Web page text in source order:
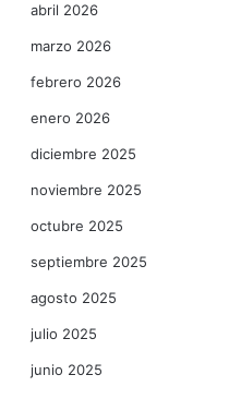
abril 2026
marzo 2026
febrero 2026
enero 2026
diciembre 2025
noviembre 2025
octubre 2025
septiembre 2025
agosto 2025
julio 2025
junio 2025